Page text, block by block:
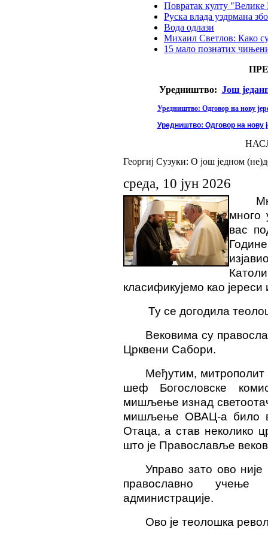
Повратак култу "Велике
Руска влада уздрмана
Вода одлази
Михаил Светлов: Како
15 мало познатих
Уредништво: Још
Уредништво: Одговор на нову
Уредништво: Одговор на нову
Георгиј Сузуки: О још једном
среда, 10 јун 2026
много
вас
класификујемо као јереси
Ту се догодила
Вековима су
Црквени Сабори.
Међутим,
шеф Богословске
мишљење изнадсветоота
мишљење ОВАЦ-а било
Отаца, а став неколико
што је Православље
Управо зато ово није
православно
администрације.
Ово је теолошка